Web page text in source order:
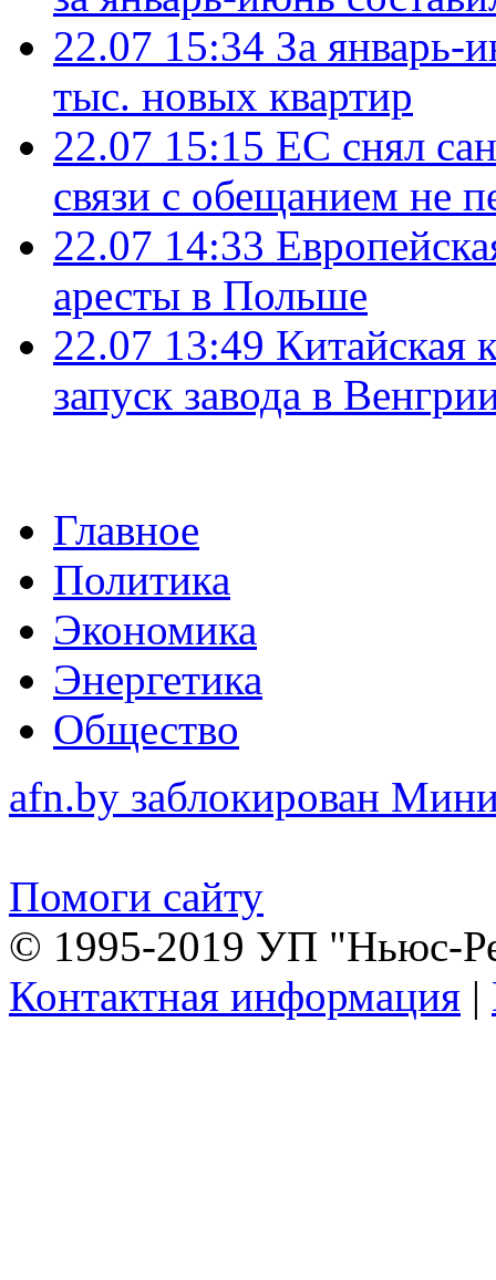
22.07 15:34 За январь-
тыс. новых квартир
22.07 15:15 ЕС снял
связи с обещанием не
22.07 14:33
аресты в Польше
22.07 13:49 Китайская
запуск завода в
Главное
Политика
Экономика
Энергетика
Общество
afn.by заблокирован
Помоги сайту
© 1995-2019 УП "Ньюс-
Контактная информация |